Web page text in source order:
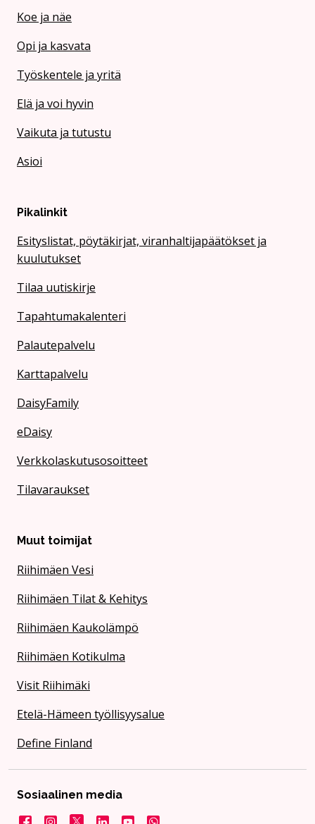
Koe ja näe
Opi ja kasvata
Työskentele ja yritä
Elä ja voi hyvin
Vaikuta ja tutustu
Asioi
Pikalinkit
Esityslistat, pöytäkirjat, viranhaltijapäätökset ja
kuulutukset
Tilaa uutiskirje
Tapahtumakalenteri
Palautepalvelu
Karttapalvelu
DaisyFamily
eDaisy
Verkkolaskutusosoitteet
Tilavaraukset
Muut toimijat
Riihimäen Vesi
Riihimäen Tilat & Kehitys
Riihimäen Kaukolämpö
Riihimäen Kotikulma
Visit Riihimäki
Etelä-Hämeen työllisyysalue
Define Finland
Sosiaalinen media